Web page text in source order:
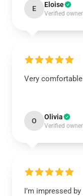
E Eloise
Verified owner
Very
O Olivia
Verified owner
I’m impressed